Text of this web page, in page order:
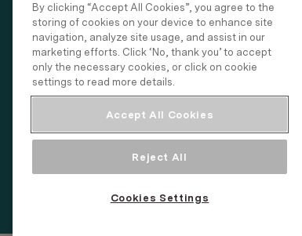
Messekalender
By clicking “Accept All Cookies”, you agree to the
storing of cookies on your device to enhance site
navigation, analyze site usage, and assist in our
marketing efforts. Click ‘No, thank you’ to accept
only the necessary cookies, or click on cookie
settings to read more details.
Accept All Cookies
Reject All
Cookies Settings